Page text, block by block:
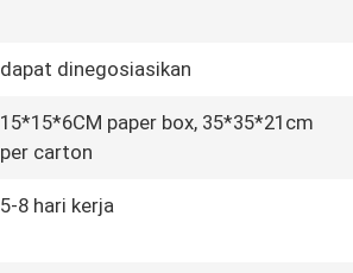
dapat dinegosiasikan
15*15*6CM paper box, 35*35*21cm
per carton
5-8 hari kerja